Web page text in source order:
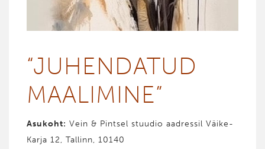
“JUHENDATUD
MAALIMINE”
Asukoht: Vein & Pintsel stuudio aadressil Väike-
Karja 12, Tallinn, 10140